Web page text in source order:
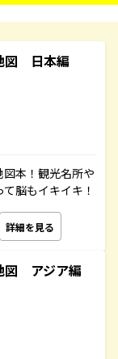
図 日本編
本！観光名所や
脳もイキイキ！
詳細を見る
図 アジア編